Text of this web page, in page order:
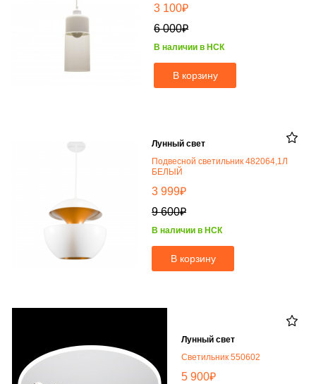
3 100₽
6 000₽
В наличии в НСК
В корзину
Лунный свет
Подвесной светильник 482064,1Л
БЕЛЫЙ
3 999₽
9 600₽
В наличии в НСК
В корзину
Лунный свет
Светильник 550602
5 900₽